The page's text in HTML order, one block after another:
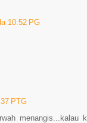
10:52 PG
PTG